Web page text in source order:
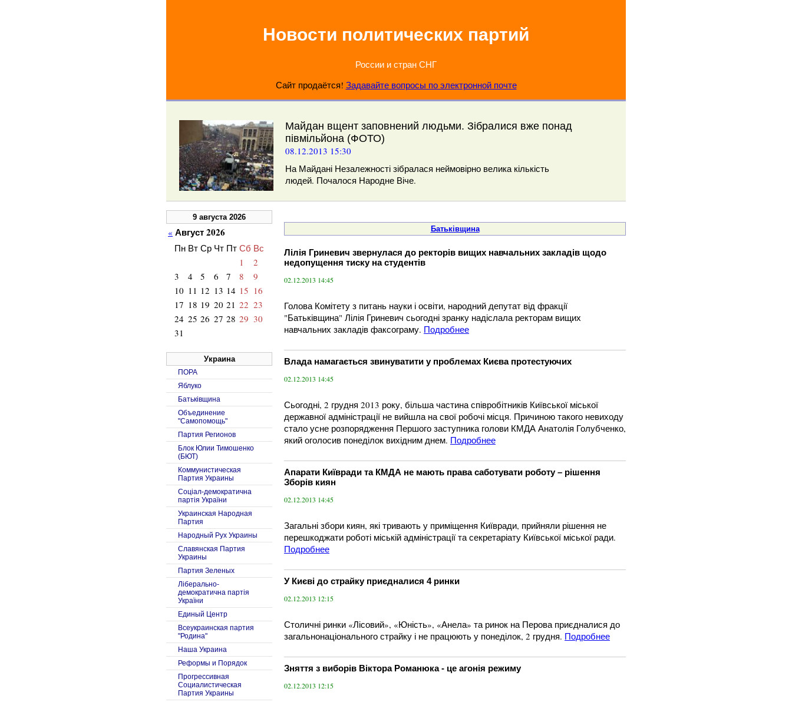
Новости политических партий
России и стран СНГ
Сайт продаётся! Задавайте вопросы по электронной почте
Майдан вщент заповнений людьми. Зібралися вже понад
півмільйона (ФОТО)
08.12.2013 15:30
На Майдані Незалежності зібралася неймовірно велика кількість
людей. Почалося Народне Віче.
Батьківщина
Лілія Гриневич звернулася до ректорів вищих навчальних закладів щодо
недопущення тиску на студентів
02.12.2013 14:45
Голова Комітету з питань науки і освіти, народний депутат від фракції
"Батьківщина" Лілія Гриневич сьогодні зранку надіслала ректорам вищих
навчальних закладів факсограму. Подробнее
Влада намагається звинуватити у проблемах Києва протестуючих
02.12.2013 14:45
Сьогодні, 2 грудня 2013 року, більша частина співробітників Київської міської
державної адміністрації не вийшла на свої робочі місця. Причиною такого невиходу
стало усне розпорядження Першого заступника голови КМДА Анатолія Голубченко,
який оголосив понеділок вихідним днем. Подробнее
Апарати Київради та КМДА не мають права саботувати роботу – рішення
Зборів киян
02.12.2013 14:45
Загальні збори киян, які тривають у приміщення Київради, прийняли рішення не
перешкоджати роботі міській адміністрації та секретаріату Київської міської ради.
Подробнее
У Києві до страйку приєдналися 4 ринки
02.12.2013 12:15
Столичні ринки «Лісовий», «Юність», «Анела» та ринок на Перова приєдналися до
загальнонаціонального страйку і не працюють у понеділок, 2 грудня. Подробнее
Зняття з виборів Віктора Романюка - це агонія режиму
02.12.2013 12:15
9 августа 2026
« Август 2026
Пн Вт Ср Чт Пт Сб Вс
1
2
3
4 5 6 7 8
9
10 11 12 13 14 15 16
17 18 19 20 21 22 23
24 25 26 27 28 29 30
31
Украина
ПОРА
Яблуко
Батьківщина
Объединение
"Самопомощь"
Партия Регионов
Блок Юлии Тимошенко
(БЮТ)
Коммунистическая
Партия Украины
Соцiал-демократична
партiя України
Украинская Народная
Партия
Народный Рух Украины
Славянская Партия
Украины
Партия Зеленых
Ліберально-
демократична партія
України
Единый Центр
Всеукраинская партия
"Родина"
Наша Украина
Реформы и Порядок
Прогрессивная
Социалистическая
Партия Украины